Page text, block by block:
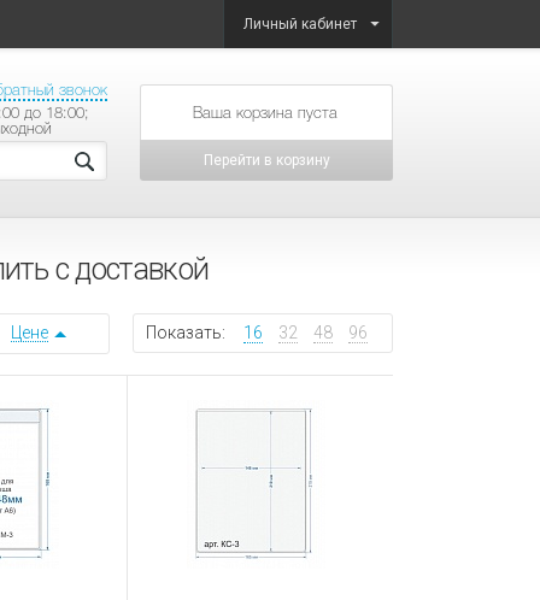
Личный кабинет
звонок
до 18:00;
товаров на сумму
Перейти в корзину
с доставкой
Показать: 16 32 48 96
Цене